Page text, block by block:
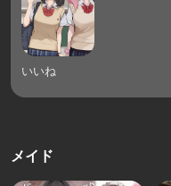
いいね
メイド